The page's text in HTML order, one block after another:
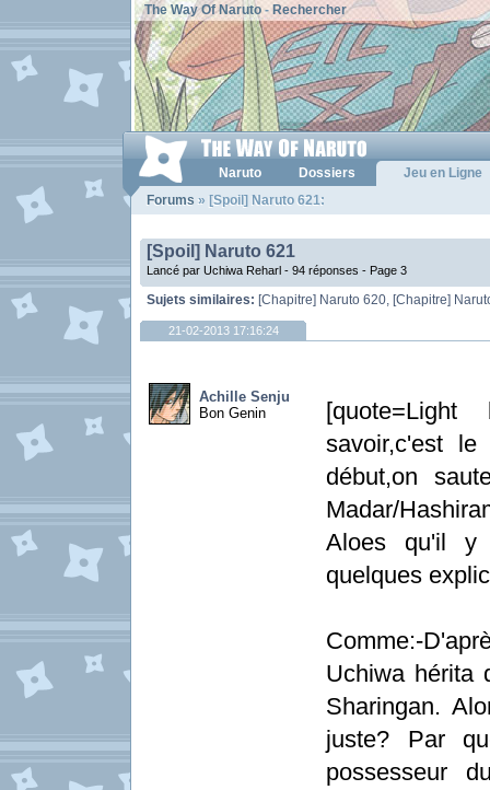
The Way Of Naruto- Rechercher
Naruto Dossiers
Jeu en Ligne
Forums » [Spoil] Naruto 621:
[Spoil] Naruto 621
Lancé par Uchiwa Reharl - 94 réponses - Page 3
Sujets similaires: [Chapitre] Naruto 620, [Chapitre]
21-02-2013 17:16:24
Achille Senju
Bon Genin
savoir,c'est
début,on
Madar/
Aloes qu'il y
quelques
Comme:-
Uchiwa hérita
Sharingan.
juste? Par
possesseur